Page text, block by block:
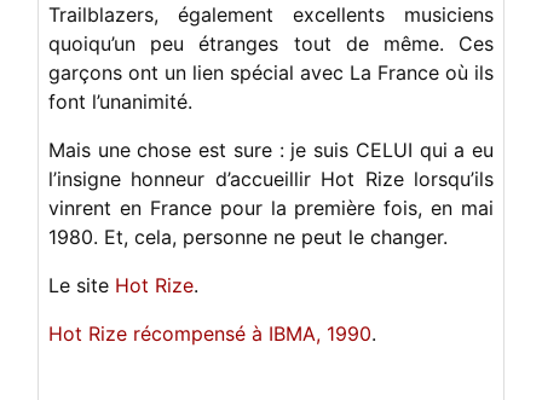
Trailblazers, également excellents musiciens
quoiqu’un peu étranges tout de même. Ces
garçons ont un lien spécial avec La France où ils
font l’unanimité.
Mais une chose est sure : je suis CELUI qui a eu
l’insigne honneur d’accueillir Hot Rize lorsqu’ils
vinrent en France pour la première fois, en mai
1980. Et, cela, personne ne peut le changer.
Le site Hot Rize.
Hot Rize récompensé à IBMA, 1990.